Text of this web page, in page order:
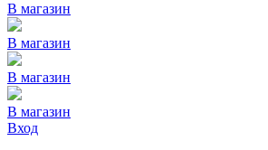
В магазин
В магазин
В магазин
В магазин
Вход